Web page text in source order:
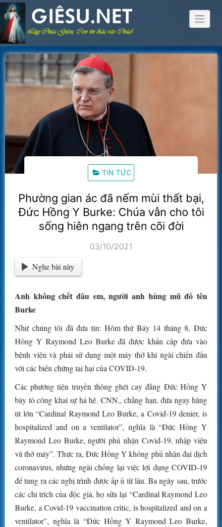
Skip
to
content
TIN TỨC
Phường gian ác đã nếm mùi thất bại,
Đức Hồng Y Burke: Chúa vẫn cho tôi
sống hiên ngang trên cõi đời
03/10/2021
Nghe bài này
Anh không chết đâu em, người anh hùng mũ đỏ tên
Burke
Như chúng tôi đã đưa tin: Hôm thứ Bảy 14 tháng 8, Đức
Hồng Y Raymond Leo Burke đã được khẩn cấp đưa vào
bệnh viện và phải sử dụng một máy thở khi ngài chiến đấu
với các biến chứng tai hại của COVID-19.
Các phương tiện truyền thông ghét cay đắng Đức Hồng Y
bày tỏ công khai sự hả hê. CNN,, chẳng hạn, đưa ngay hàng
tít lớn “Cardinal Raymond Leo Burke, a Covid-19 denier, is
hospitalized and on a ventilator”, nghĩa là “Đức Hồng Y
Raymond Leo Burke, người phủ nhận Covid-19, nhập viện
và thở máy”. Thực ra, Đức Hồng Y không phủ nhận đại dịch
coronavirus, nhưng ngài chống lại việc lợi dụng COVID-19
để tung ra các nghị trình được ấp ủ từ lâu. Ba ngày sau, trước
các chỉ trích của độc giả, họ sửa lại “Cardinal Raymond Leo
Burke, a Covid-19 vaccination critic, is hospitalized and on a
ventilator”, nghĩa là “Đức Hồng Y Raymond Leo Burke,